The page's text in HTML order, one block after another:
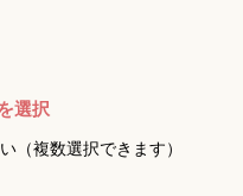
選択
（複数選択できます）